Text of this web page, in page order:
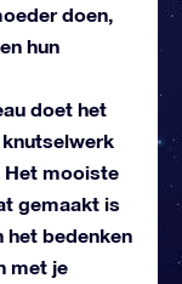
doen,
hun
doet het
Het mooiste
gemaakt is
het bedenken
met je